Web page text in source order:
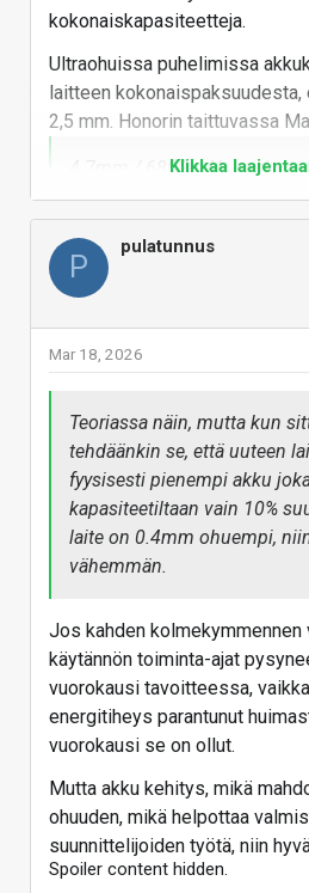
kokonaiskapasiteetteja.
Ultraohuissa puhelimissa
laitteen
2,5 mm. Honorin taittuvassa
4.7mm / 6800mAh
mahdolliselta high-end
Taittuvaan ei mahdu, mutta
7.9mm paksu ja siinä on nyt
Tällä saisi 36% lisää ja
akku 8mm luurin sisällä
Mutta toki vain yksi kenno.
Juu, kyllä tuolla tekniikalla
kyseinen 6800 mAh akku
paksuiseen (7-9 mm)
Mutta viittasin tosiaan
akkukapasiteetteihin ja
Kuulostaa melko selittelyä
(ainakaan Samsungilla) ei
Itsellä meni juuri puhelin
hieman yli kahdessa
Samaa meinasin
pidempään Galaxy S -
menneet melko järjestäen
vuoden tienoolla, eli ei se
Klikkaa
P
pulatunnus
Mar 18, 2026
Teoriassa näin, mutta kun
tehdäänkin se, että uuteen
fyysisesti pienempi akku
kapasiteetiltaan vain 10%
laite on 0.4mm ohuempi,
vähemmän.
Jos kahden kolmekymmennen
käytännön toiminta-ajat
vuorokausi tavoitteessa,
energitiheys parantunut
vuorokausi se on ollut.
Mutta akku kehitys, mikä
ohuuden, mikä helpottaa
suunnittelijoiden työtä, niin
Spoiler content hidden.